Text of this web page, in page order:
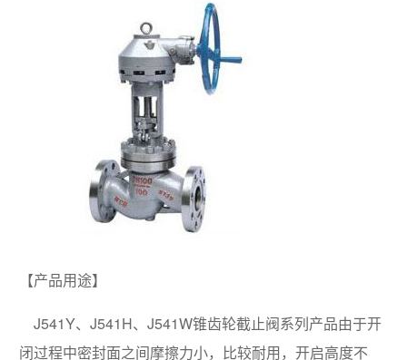
【产品用途】
J541Y、J541H、J541W锥齿轮截止阀系列产品由于开
闭过程中密封面之间摩擦力小，比较耐用，开启高度不